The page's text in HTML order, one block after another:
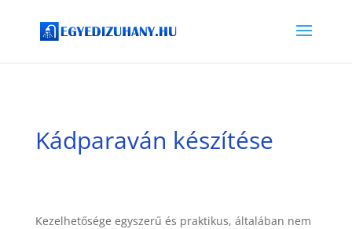
Kádparaván készítése
Kezelhetősége egyszerű és praktikus, általában nem